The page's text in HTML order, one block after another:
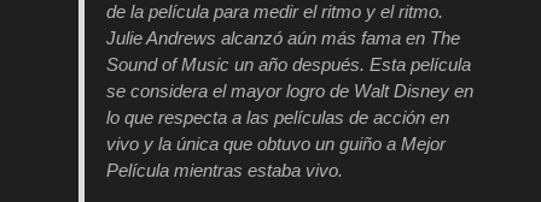
de la película para medir el ritmo y el ritmo.
Julie Andrews alcanzó aún más fama en The
Sound of Musicun año después. Esta película
se considera el mayor logro de Walt Disney en
lo que respecta a las películas de acción en
vivo y la única que obtuvo un guiño a Mejor
Película mientras estaba vivo.